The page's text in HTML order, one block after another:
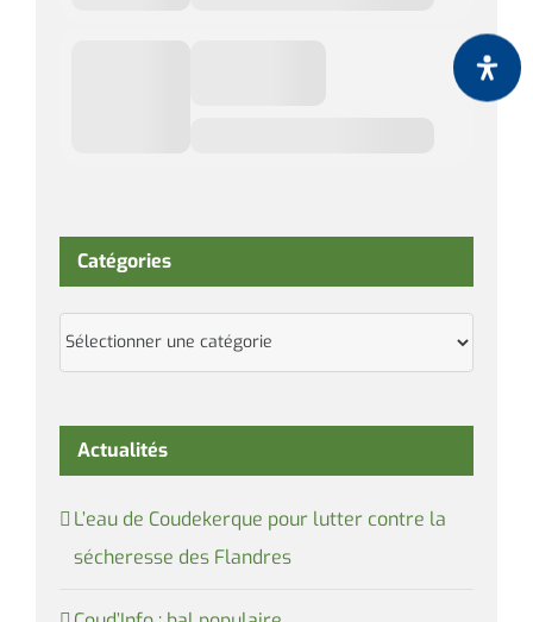
Catégories
Catégories
Actualités
L’eau de Coudekerque pour lutter contre la
sécheresse des Flandres